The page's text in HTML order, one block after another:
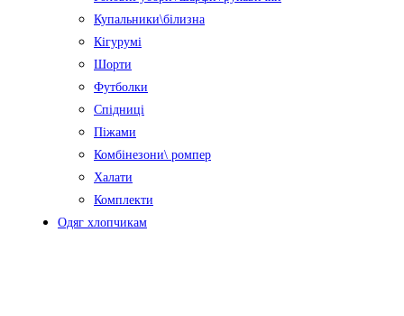
Купальники\білизна
Кігурумі
Шорти
Футболки
Спідниці
Піжами
Комбінезони\ ромпер
Халати
Комплекти
Одяг хлопчикам